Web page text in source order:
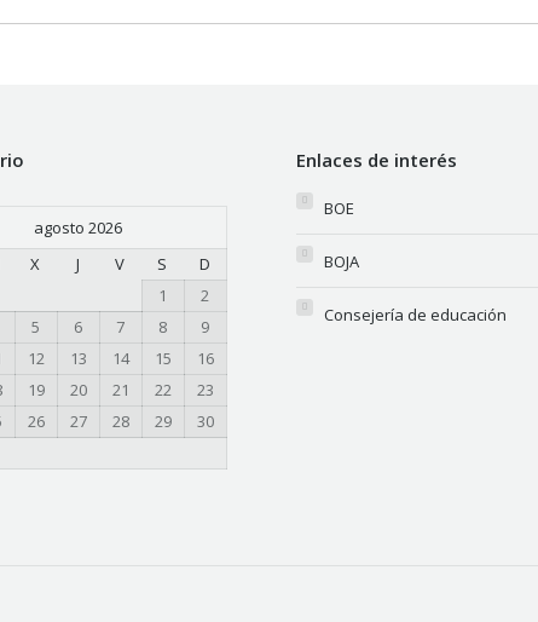
agosto 2026
X J V S
D
1
2
5 6 7 8
9
12 13 14 15
16
19 20 21 22
23
26 27 28 29
30
Enlaces de interés
BOE
BOJA
Consejería de educación